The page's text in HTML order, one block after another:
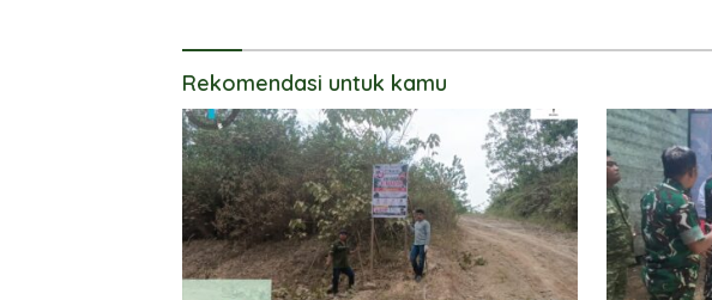
Rekomendasi untuk kamu